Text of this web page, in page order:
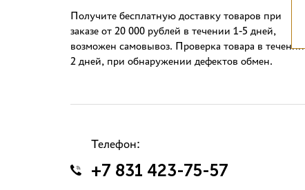
Получите бесплатную доставку товаров при
заказе от 20 000 рублей в течении 1-5 дней,
возможен самовывоз. Проверка товара в течении
2 дней, при обнаружении дефектов обмен.
Телефон:
+7 831 423-75-57